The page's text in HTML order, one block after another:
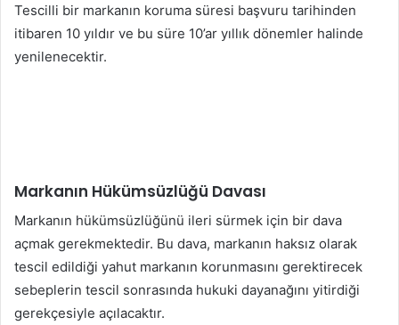
Tescilli bir markanın koruma süresi başvuru tarihinden
itibaren 10 yıldır ve bu süre 10’ar yıllık dönemler halinde
yenilenecektir.
Markanın Hükümsüzlüğü Davası
Markanın hükümsüzlüğünü ileri sürmek için bir dava
açmak gerekmektedir. Bu dava, markanın haksız olarak
tescil edildiği yahut markanın korunmasını gerektirecek
sebeplerin tescil sonrasında hukuki dayanağını yitirdiği
gerekçesiyle açılacaktır.